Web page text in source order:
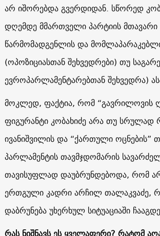
არ იშორებდა გვერდიდან. სწორედ
დღემდე მმართველი პარტიის მთავარი
წარმომადგენლის და
(ოპოზიციასთან შეხვედრები) თუ
ევროპარლამენტარებთან შეხვედრა)
მოკლედ, ფაქტია, რომ “გავრილოვის
ფიგურანტი კობახიძე არა თუ სრულად
ივანიშვილის და “ქართული ოცნების”
პარლამენტის თავმჯდომარის
თავისუფლად დაუბრუნდებოდა, რომ
ერთგული კადრი არჩილ თალაკვაძე,
დაბრუნება უხერხულ სიტუაციაში